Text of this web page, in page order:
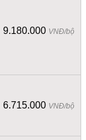
9.180.000 VNĐ/bộ
6.715.000 VNĐ/bộ